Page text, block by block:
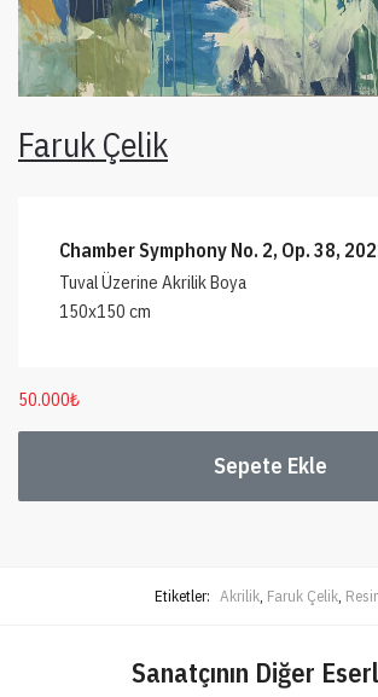
Faruk Çelik
Chamber Symphony No. 2, Op. 38,
Tuval Üzerine Akrilik Boya
150x150 cm
50.000₺
Sepete Ekle
Etiketler: Akrilik, Faruk Çelik,
Sanatçının Diğer